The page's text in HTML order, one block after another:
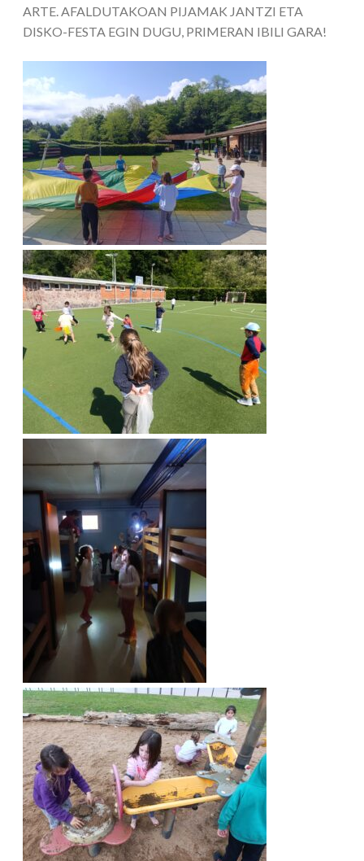
ARTE. AFALDUTAKOAN PIJAMAK JANTZI ETA
DISKO-FESTA EGIN DUGU, PRIMERAN IBILI GARA!